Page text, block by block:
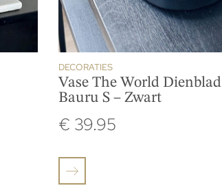
DECORATIES
Vase The World Dienblad
Bauru S – Zwart
€ 39.95